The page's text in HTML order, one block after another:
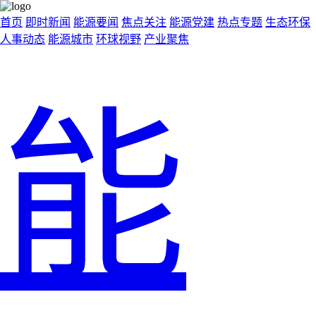
首页 即时新闻 能源要闻 焦点关注 能源党建 热点专题 生态环保
人事动态 能源城市 环球视野 产业聚焦
能